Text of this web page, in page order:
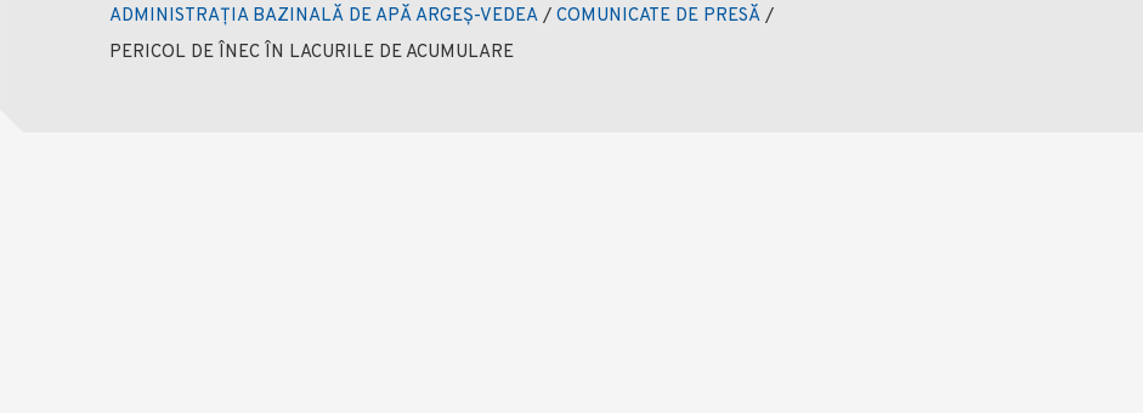
ADMINISTRAȚIA BAZINALĂ DE APĂ ARGEȘ-VEDEA /COMUNICATE DE PRESĂ /
PERICOL DE ÎNEC ÎN LACURILE DE ACUMULARE